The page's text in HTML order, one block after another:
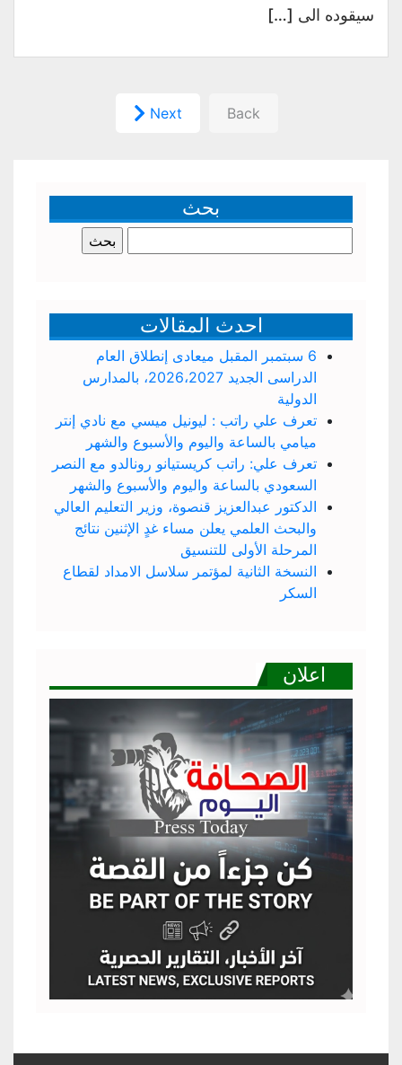
سيقوده الى […]
Back
Next
بحث
عن:
احدث المقالات
6 سبتمبر المقبل ميعادى إنطلاق العام
الدراسى الجديد 2026،2027، بالمدارس
الدولية
تعرف علي راتب : ليونيل ميسي مع نادي إنتر
ميامي بالساعة واليوم والأسبوع والشهر
تعرف علي: راتب كريستيانو رونالدو مع النصر
السعودي بالساعة واليوم والأسبوع والشهر
الدكتور عبدالعزيز قنصوة، وزير التعليم العالي
والبحث العلمي يعلن مساء غدٍ الإثنين نتائج
المرحلة الأولى للتنسيق
النسخة الثانية لمؤتمر سلاسل الامداد لقطاع
السكر
اعلان